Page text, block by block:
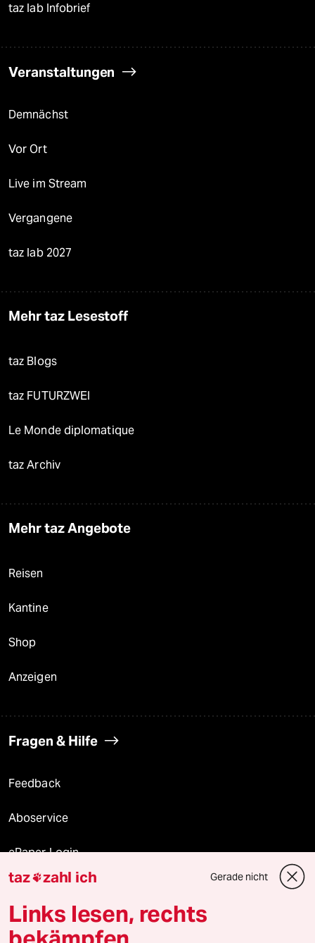
taz lab Infobrief
Veranstaltungen
Demnächst
Vor Ort
Live im Stream
Vergangene
taz lab 2027
Mehr taz Lesestoff
taz Blogs
taz FUTURZWEI
Le Monde diplomatique
taz Archiv
Mehr taz Angebote
Reisen
Kantine
Shop
Anzeigen
Fragen & Hilfe
Feedback
Aboservice
ePaper Login
Downloads für Abonnierende
taz zahl ich Gerade nicht
Links lesen, rechts